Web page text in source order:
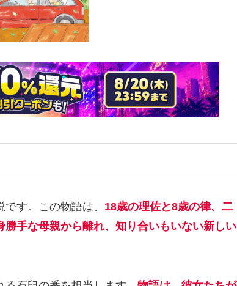
す。この物語は、 18歳の理佐と8歳の律、二
勝手な母親から離れ、知り合いもいない新しい